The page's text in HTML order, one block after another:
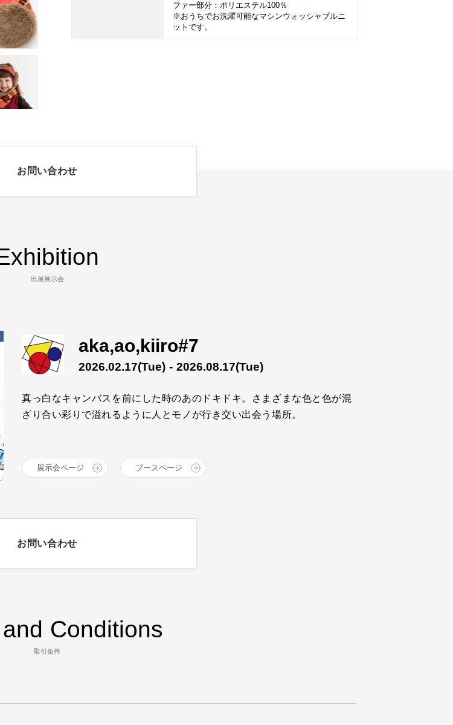
ファー部分：ポリエステル100％
※おうちでお洗濯可能なマシンウォッシャブルニ
お問い合わせ
出展展示会
aka,ao,kiiro#7
2026.02.17(Tue) - 2026.08.17(Tue)
真っ白なキャンバスを前にした時のあのドキドキ。さまざまな色と色が混
ざり合い彩りで溢れるように人とモノが行き交い出会う場所。
展示会ページ ブースページ
お問い合わせ
Conditions
取引条件